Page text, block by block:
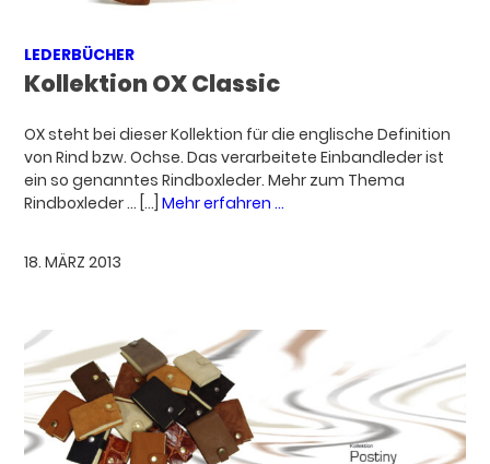
LEDERBÜCHER
Kollektion OX Classic
OX steht bei dieser Kollektion für die englische Definition
von Rind bzw. Ochse. Das verarbeitete Einbandleder ist
ein so genanntes Rindboxleder. Mehr zum Thema
Rindboxleder ... […]Mehr erfahren ...
18. MÄRZ 2013